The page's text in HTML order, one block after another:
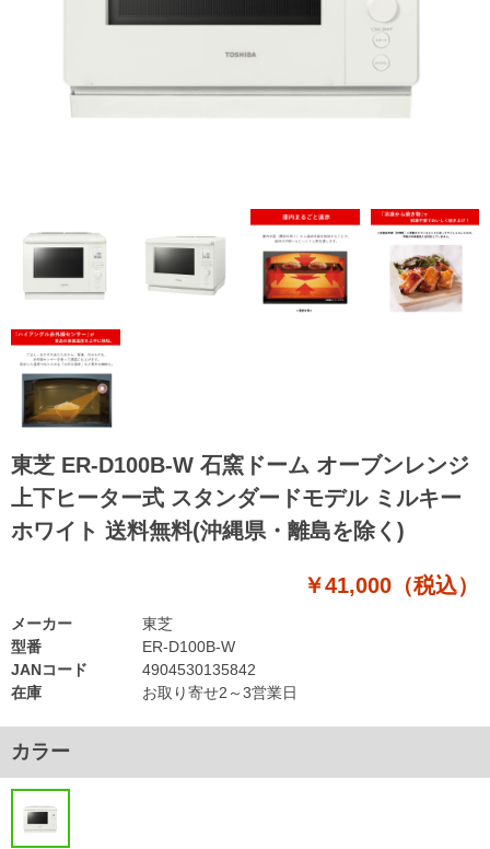
東芝 ER-D100B-W 石窯ドーム オーブンレンジ
上下ヒーター式 スタンダードモデル ミルキー
ホワイト 送料無料(沖縄県・離島を除く)
￥41,000（税込）
型番
ER-D100B-W
JANコード
4904530135842
在庫
お取り寄せ2～3営業日
メーカー 東芝
カラー